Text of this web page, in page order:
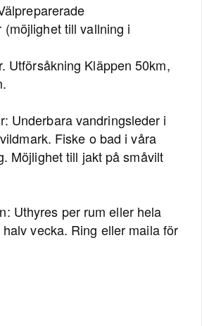
(möjlighet till vallning i
Utförsåkning Kläppen 50km,
Underbara vandringsleder i
Fiske o bad i våra
Möjlighet till jakt på småvilt
Uthyres per rum eller hela
vecka. Ring eller maila för